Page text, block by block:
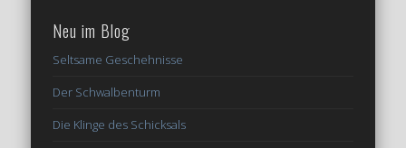
Neu im Blog
Seltsame Geschehnisse
Der Schwalbenturm
Die Klinge des Schicksals